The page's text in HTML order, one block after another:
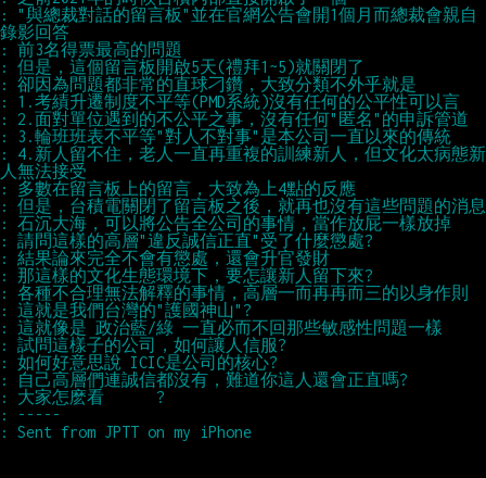
: "與總裁對話的留言板"並在官網公告會開1個月而總裁會親自
: 4.新人留不住，老人一直再重複的訓練新人，但文化太病態新